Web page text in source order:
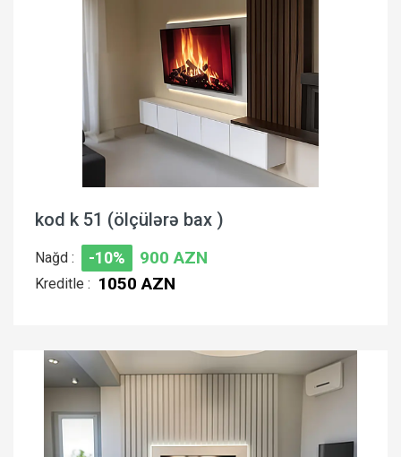
kod k 51 (ölçülərə bax )
Nağd : -10% 900 AZN
Kreditle : 1050 AZN